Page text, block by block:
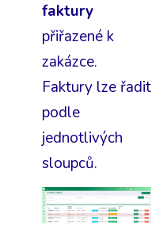
faktury
přiřazené k
zakázce.
Faktury lze řadit
podle
jednotlivých
sloupců.